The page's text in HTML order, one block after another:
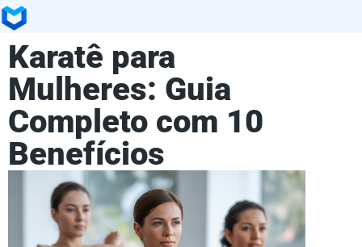
Karatê para
Mulheres: Guia
Completo com 10
Benefícios